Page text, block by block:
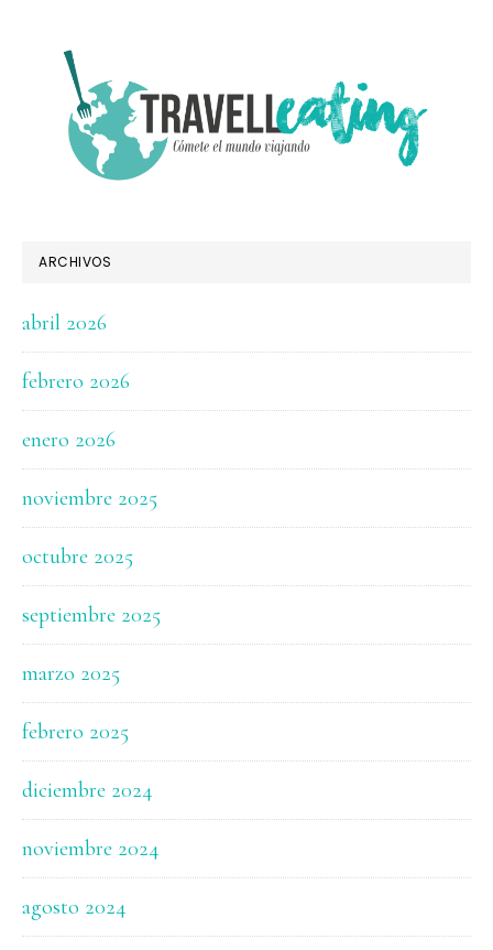
FOOTER
ARCHIVOS
abril 2026
febrero 2026
enero 2026
noviembre 2025
octubre 2025
septiembre 2025
marzo 2025
febrero 2025
diciembre 2024
noviembre 2024
agosto 2024